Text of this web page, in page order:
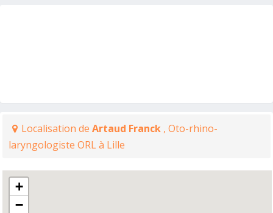
Localisation de Artaud Franck , Oto-rhino-
laryngologiste ORL à Lille
+
−